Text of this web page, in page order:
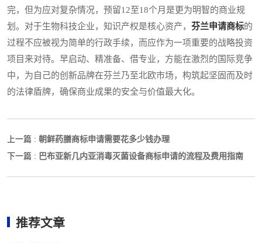
完，但为应对复杂情况，预留12至18个月是更为明智的商业规
划。对于生物科技企业，知识产权是核心资产， 芬兰申请商标的
过程不应被视为简单的行政手续，而应作为一项重要的战略投资
项目来对待。早启动、精准备、借专业，方能在激烈的国际竞争
中，为自己的创新品牌在芬兰乃至北欧市场，构筑起坚固而及时
的法律盾牌，确保商业成果的安全与价值最大化。
上一篇 : 朝鲜药膳商标申请需要花多少钱办理
下一篇 : 巴布亚新几内亚消毒灭菌设备商标申请的流程及费用指南
推荐文章